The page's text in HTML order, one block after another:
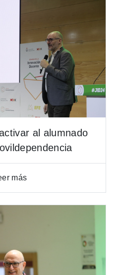
al alumnado
más